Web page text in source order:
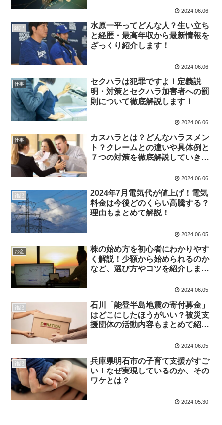
2024.06.06
雑記
水原一平ってどんな人？生い立ち
と経歴・最高年収から最新情報を
ざっくり紹介します！
2024.06.06
仕事
セクハラは犯罪ですよ！定義説
明・対策とセクハラ加害者への罰
則について徹底解説します！
2024.06.06
仕事
カスハラとは？どんなハラスメン
ト？クレームとの違いや具体例と
７つの対策を徹底解説していきま
2024.06.06
雑記
2024年7月電気代が値上げ！電気
料金は今後どのくらい高騰する？
理由もまとめて解説！
2024.06.05
お金
株の始め方を初心者にわかりやす
く解説！少額から始められるのか
など、選び方やコツを紹介しま
2024.06.05
雑記
石川「能登半島地震の寄付募金」
はどこにしたほうがいい？被災支
援団体の活動内容もまとめて紹
2024.06.05
雑記
兵庫県明石市の子育て支援がすご
い！なぜ実現しているのか、その
ワケとは？
2024.05.30